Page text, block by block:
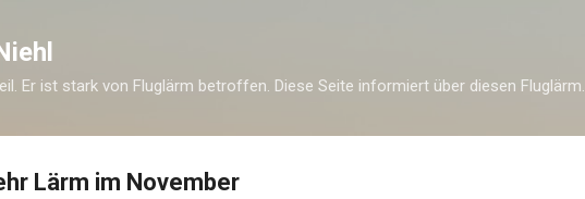
Er ist stark von Fluglärm betroffen. Diese Seite informiert über diesen Fluglärm.
Lärm im November